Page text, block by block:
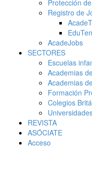
Protección
Registro de
AcadeJobs
SECTORES
Escuelas
Academias
Academias
Formación
Colegios
REVISTA
ASÓCIATE
Acceso